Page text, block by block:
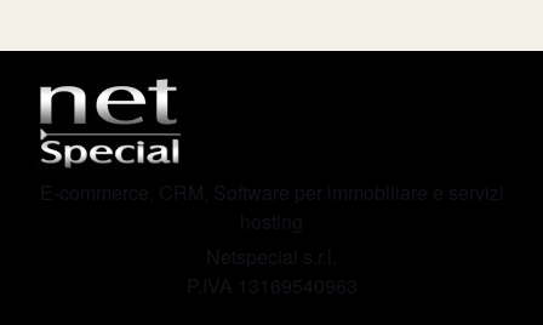
E-commerce, CRM, Software per immobiliare e servizi
hosting
Netspecial s.r.l.
P.IVA 13169540963